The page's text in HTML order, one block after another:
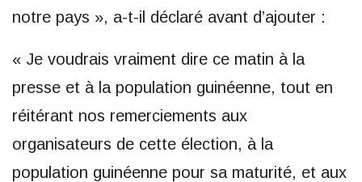
notre pays », a-t-il déclaré avant d’ajouter :
« Je voudrais vraiment dire ce matin à la
presse et à la population guinéenne, tout en
réitérant nos remerciements aux
organisateurs de cette élection, à la
population guinéenne pour sa maturité, et aux